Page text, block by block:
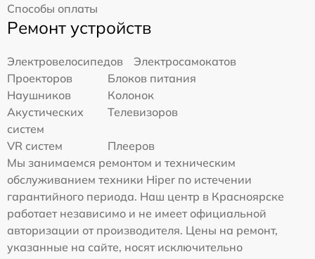
Способы оплаты
Ремонт устройств
Электровелосипедов
Электросамокатов
Проекторов
Блоков питания
Наушников
Колонок
Акустических
систем
Телевизоров
VR систем
Плееров
Мы занимаемся ремонтом и техническим
обслуживанием техники Hiper по истечении
гарантийного периода. Наш центр в Красноярске
работает независимо и не имеет официальной
авторизации от производителя. Цены на ремонт,
указанные на сайте, носят исключительно